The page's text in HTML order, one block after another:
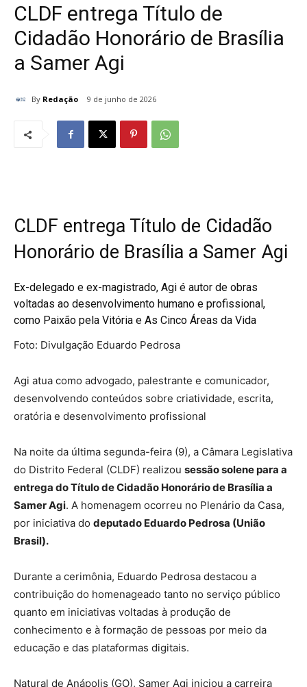
CLDF entrega Título de
Cidadão Honorário de Brasília
a Samer Agi
By Redação 9 de junho de 2026
CLDF entrega Título de Cidadão
Honorário de Brasília a Samer Agi
Ex-delegado e ex-magistrado, Agi é autor de obras
voltadas ao desenvolvimento humano e profissional,
como Paixão pela Vitória e As Cinco Áreas da Vida
Foto: Divulgação Eduardo Pedrosa
Agi atua como advogado, palestrante e comunicador,
desenvolvendo conteúdos sobre criatividade, escrita,
oratória e desenvolvimento profissional
Na noite da última segunda-feira (9), a Câmara Legislativa
do Distrito Federal (CLDF) realizou sessão solene para a
entrega do Título de Cidadão Honorário de Brasília a
Samer Agi. A homenagem ocorreu no Plenário da Casa,
por iniciativa do deputado Eduardo Pedrosa (União
Brasil).
Durante a cerimônia, Eduardo Pedrosa destacou a
contribuição do homenageado tanto no serviço público
quanto em iniciativas voltadas à produção de
conhecimento e à formação de pessoas por meio da
educação e das plataformas digitais.
Natural de Anápolis (GO), Samer Agi iniciou a carreira